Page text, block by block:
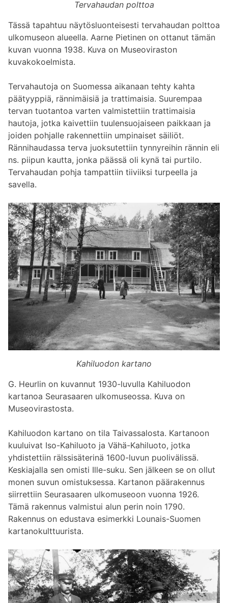
Tervahaudan polttoa
Tässä tapahtuu näytösluonteisesti tervahaudan polttoa
ulkomuseon alueella. Aarne Pietinen on ottanut tämän
kuvan vuonna 1938. Kuva on Museoviraston
kuvakokoelmista.
Tervahautoja on Suomessa aikanaan tehty kahta
päätyyppiä, rännimäisiä ja trattimaisia. Suurempaa
tervan tuotantoa varten valmistettiin trattimaisia
hautoja, jotka kaivettiin tuulensuojaiseen paikkaan ja
joiden pohjalle rakennettiin umpinaiset säiliöt.
Rännihaudassa terva juoksutettiin tynnyreihin rännin eli
ns. piipun kautta, jonka päässä oli kynä tai purtilo.
Tervahaudan pohja tampattiin tiiviiksi turpeella ja
savella.
Kahiluodon kartano
G. Heurlin on kuvannut 1930-luvulla Kahiluodon
kartanoa Seurasaaren ulkomuseossa. Kuva on
Museovirastosta.
Kahiluodon kartano on tila Taivassalosta. Kartanoon
kuuluivat Iso-Kahiluoto ja Vähä-Kahiluoto, jotka
yhdistettiin rälssisäterinä 1600-luvun puolivälissä.
Keskiajalla sen omisti Ille-suku. Sen jälkeen se on ollut
monen suvun omistuksessa. Kartanon päärakennus
siirrettiin Seurasaaren ulkomuseoon vuonna 1926.
Tämä rakennus valmistui alun perin noin 1790.
Rakennus on edustava esimerkki Lounais-Suomen
kartanokulttuurista.